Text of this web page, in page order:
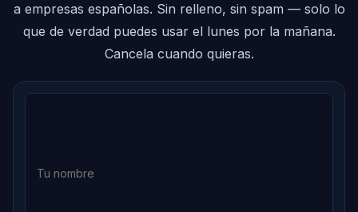
a empresas españolas. Sin relleno, sin spam — solo lo
que de verdad puedes usar el lunes por la mañana.
Cancela cuando quieras.